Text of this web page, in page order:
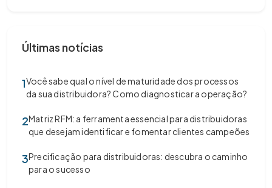
Últimas notícias
1Você sabe qual o nível de maturidade dos processos
da sua distribuidora? Como diagnosticar a operação?
2Matriz RFM: a ferramenta essencial para distribuidoras
que desejam identificar e fomentar clientes campeões
3Precificação para distribuidoras: descubra o caminho
para o sucesso